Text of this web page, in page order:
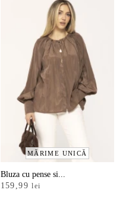
MĂRIME UNICĂ
Bluza cu pense si...
159,99lei